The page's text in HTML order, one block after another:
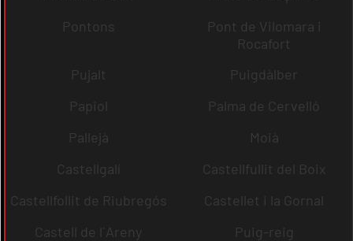
Pontons
Pont de Vilomara i
Rocafort
Pujalt
Puigdàlber
Papiol
Palma de Cervelló
Pallejà
Moià
Castellgalí
Castellfullit del Boix
Castellfollit de Riubregós
Castellet i la Gornal
Castell de l´Areny
Puig-reig